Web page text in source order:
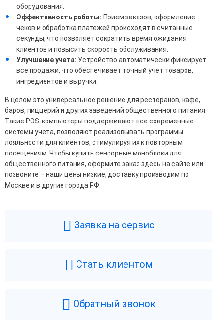
оборудования.
Эффективность работы: Прием заказов, оформление
чеков и обработка платежей происходят в считанные
секунды, что позволяет сократить время ожидания
клиентов и повысить скорость обслуживания.
Улучшение учета: Устройство автоматически фиксирует
все продажи, что обеспечивает точный учет товаров,
ингредиентов и выручки.
В целом это универсальное решение для ресторанов, кафе,
баров, пиццерий и других заведений общественного питания.
Такие POS-компьютеры поддерживают все современные
системы учета, позволяют реализовывать программы
лояльности для клиентов, стимулируя их к повторным
посещениям. Чтобы купить сенсорные моноблоки для
общественного питания, оформите заказ здесь на сайте или
позвоните – наши цены низкие, доставку производим по
Москве и в другие города РФ.
Заявка на сервис
Стать клиентом
Обратный звонок